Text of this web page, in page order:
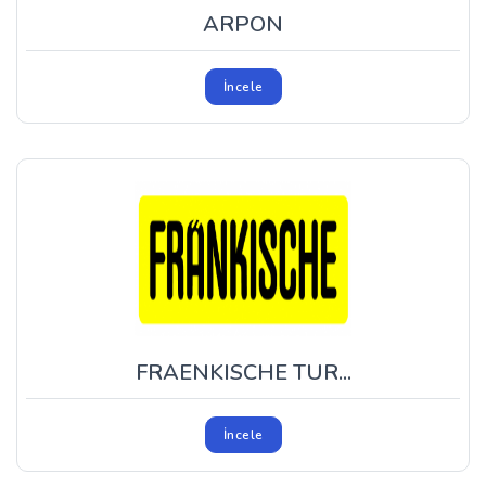
ARPON
İncele
FRAENKISCHE TUR...
İncele